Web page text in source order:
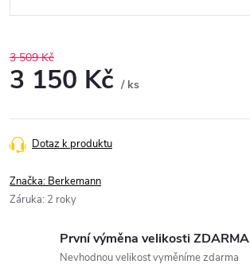
3 509 Kč
3 150 Kč / ks
cena:
Dotaz k produktu
Značka: Berkemann
Záruka: 2 roky
První výměna velikosti ZDARMA
Nevhodnou velikost vyměníme zdarma